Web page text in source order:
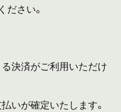
ださい。
決済がご利用いただけ
いが確定いたします。